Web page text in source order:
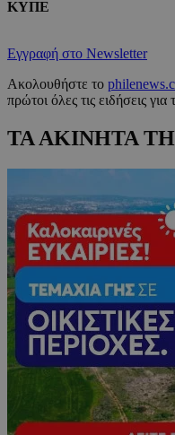
ΚΥΠΕ
Εγγραφή στο Newsletter
Ακολουθήστε το
πρώτοι όλες τις ειδήσεις
ΤΑ ΑΚΙΝΗΤΑ